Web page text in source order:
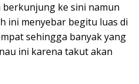
ke sini namun
ini menyebar begitu luas di
sehingga banyak yang
ini karena takut akan